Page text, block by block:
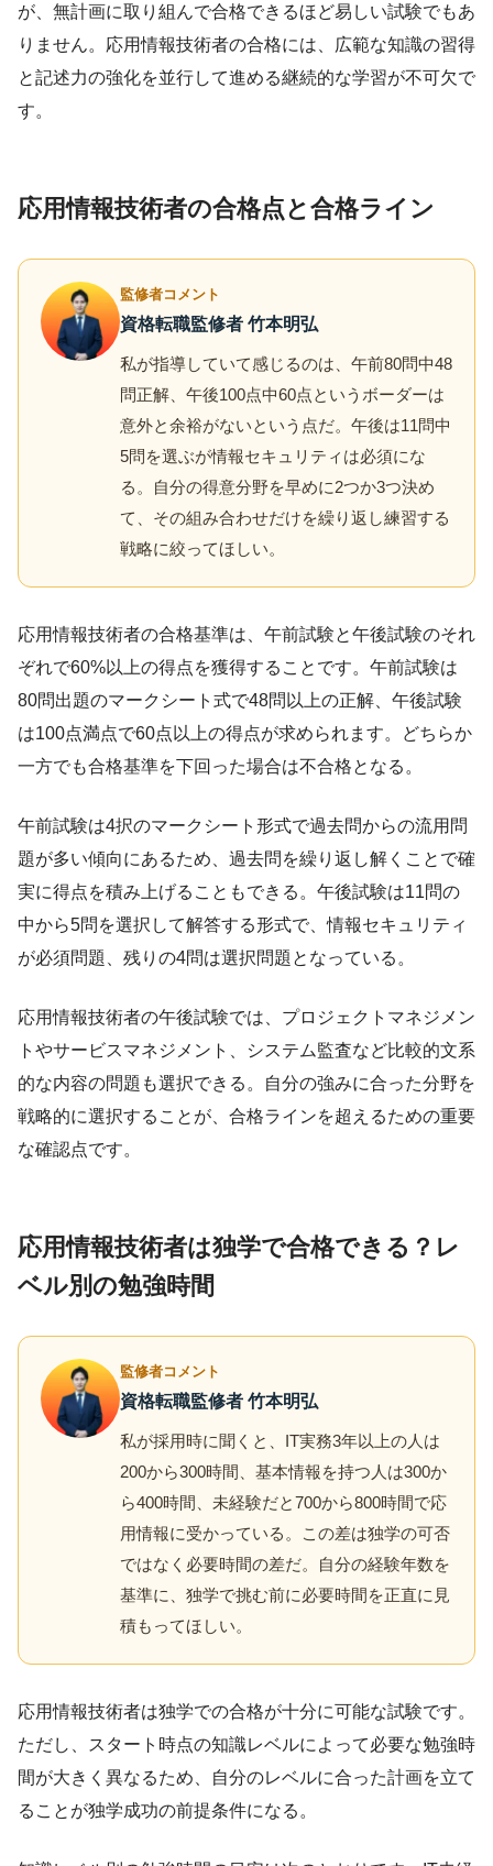
が、無計画に取り組んで合格できるほど易しい試験でもあ
りません。応用情報技術者の合格には、広範な知識の習得
と記述力の強化を並行して進める継続的な学習が不可欠で
す。
応用情報技術者の合格点と合格ライン
監修者コメント
資格転職監修者 竹本明弘
私が指導していて感じるのは、午前80問中48
問正解、午後100点中60点というボーダーは
意外と余裕がないという点だ。午後は11問中
5問を選ぶが情報セキュリティは必須にな
る。自分の得意分野を早めに2つか3つ決め
て、その組み合わせだけを繰り返し練習する
戦略に絞ってほしい。
応用情報技術者の合格基準は、午前試験と午後試験のそれ
ぞれで60%以上の得点を獲得することです。午前試験は
80問出題のマークシート式で48問以上の正解、午後試験
は100点満点で60点以上の得点が求められます。どちらか
一方でも合格基準を下回った場合は不合格となる。
午前試験は4択のマークシート形式で過去問からの流用問
題が多い傾向にあるため、過去問を繰り返し解くことで確
実に得点を積み上げることもできる。午後試験は11問の
中から5問を選択して解答する形式で、情報セキュリティ
が必須問題、残りの4問は選択問題となっている。
応用情報技術者の午後試験では、プロジェクトマネジメン
トやサービスマネジメント、システム監査など比較的文系
的な内容の問題も選択できる。自分の強みに合った分野を
戦略的に選択することが、合格ラインを超えるための重要
な確認点です。
応用情報技術者は独学で合格できる？レ
ベル別の勉強時間
監修者コメント
資格転職監修者 竹本明弘
私が採用時に聞くと、IT実務3年以上の人は
200から300時間、基本情報を持つ人は300か
ら400時間、未経験だと700から800時間で応
用情報に受かっている。この差は独学の可否
ではなく必要時間の差だ。自分の経験年数を
基準に、独学で挑む前に必要時間を正直に見
積もってほしい。
応用情報技術者は独学での合格が十分に可能な試験です。
ただし、スタート時点の知識レベルによって必要な勉強時
間が大きく異なるため、自分のレベルに合った計画を立て
ることが独学成功の前提条件になる。